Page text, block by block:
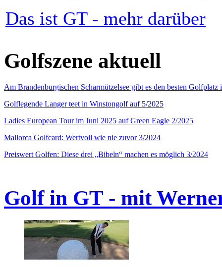
Das ist GT - mehr darüber
Golfszene aktuell
Am Brandenburgischen Scharmützelsee gibt es den besten
Golflegende Langer teet in Winstongolf auf 5/2025
Ladies European Tour im Juni 2025 auf Green Eagle 2/2025
Mallorca Golfcard: Wertvoll wie nie zuvor 3/2024
Preiswert Golfen: Diese drei „Bibeln“ machen es möglich 3/2024
Golf in GT - mit